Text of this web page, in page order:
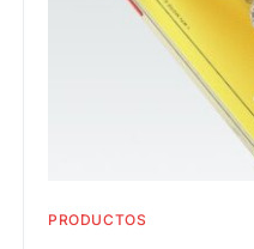
PRODUCTOS